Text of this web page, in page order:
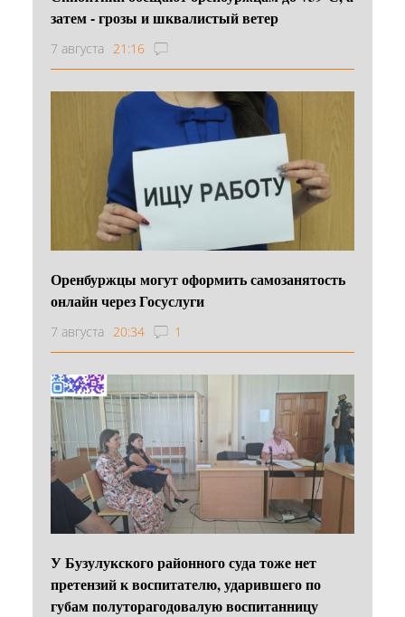
затем - грозы и шквалистый ветер
7 августа 21:16
Оренбуржцы могут оформить самозанятость
онлайн через Госуслуги
7 августа 20:34 1
У Бузулукского районного суда тоже нет
претензий к воспитателю, ударившего по
губам полуторагодовалую воспитанницу